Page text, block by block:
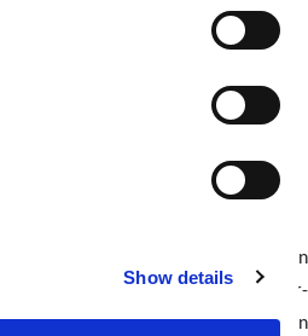
Show details
durchgeführt hat.
radiometrische Konfiguration des
ist Teil eines größeren
mit dem BHP Xplor-
diesesfinanziert wird. Zu den